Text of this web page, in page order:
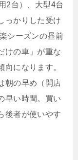
2台）、大型4台
っかりした受け
シーズンの昼前
けの車」が重な
向になります。
朝の早め（開店
早い時間。買い
後者が使いやす